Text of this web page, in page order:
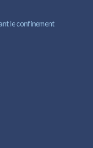
le confinement